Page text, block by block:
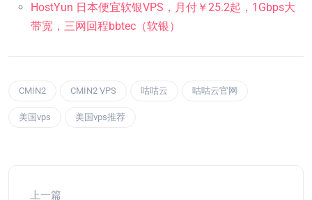
HostYun 日本便宜软银VPS，月付￥25.2起，1Gbps大
带宽，三网回程bbtec（软银）
CMIN2 CMIN2 VPS 咕咕云 咕咕云官网
美国vps 美国vps推荐
上一篇